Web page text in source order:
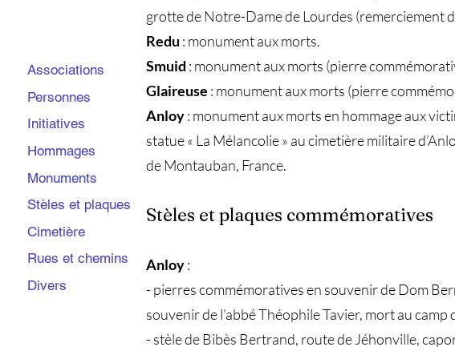
Associations
Personnes
Initiatives
Hommages
Monuments
Stèles et plaques
Cimetière
Rues et chemins
Divers
grotte de Notre-Dame de Lourdes (remerciement
Redu : monument aux morts.
Smuid : monument aux morts (pierre
Glaireuse : monument aux morts (pierre
Anloy: monument aux morts en hommage aux
statue « La Mélancolie » au cimetière militaire
de Montauban, France.
Stèles et plaques commémoratives
Anloy:
- pierres commémoratives en souvenir de Dom
souvenir de l’abbé Théophile Tavier, mort au
- stèle de Bibès Bertrand, route de Jéhonville,